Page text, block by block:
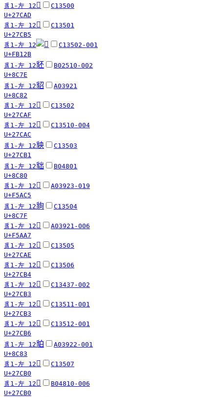
豸1-左 12 𧲭
C13500
U+27CAD
豸1-左 12 𧲵
C13501
U+27CB5
豸1-左 12
C13502-001
U+FB12B
豸1-左 12豾
B02510-002
U+8C7E
豸1-左 12貂
A03921
U+8C82
豸1-左 12 𧲯
C13502
U+27CAF
豸1-左 12 𧲬
C13510-004
U+27CAC
豸1-左 12𧲱
C13503
U+27CB1
豸1-左 12貀
B04801
U+8C80
豸1-左 12 󵫅
A03923-019
U+F5AC5
豸1-左 12豿
C13504
U+8C7F
豸1-左 12 󵪧
A03921-006
U+F5AA7
豸1-左 12 𧲮
C13505
U+27CAE
豸1-左 12 𧲴
C13506
U+27CB4
豸1-左 12 𧲳
C13437-002
U+27CB3
豸1-左 12 𧲳
C13511-001
U+27CB3
豸1-左 12 𧲶
C13512-001
U+27CB6
豸1-左 12貃
A03922-001
U+8C83
豸1-左 12 𧲰
C13507
U+27CB0
豸1-左 12 𧲰
B04810-006
U+27CB0